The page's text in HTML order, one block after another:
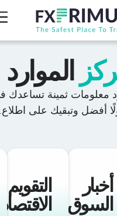
الموارد
معلومات ثمينة تساعدك
أفضل وتبقيك على اطلاع.
أخبار
السوق
التقويم